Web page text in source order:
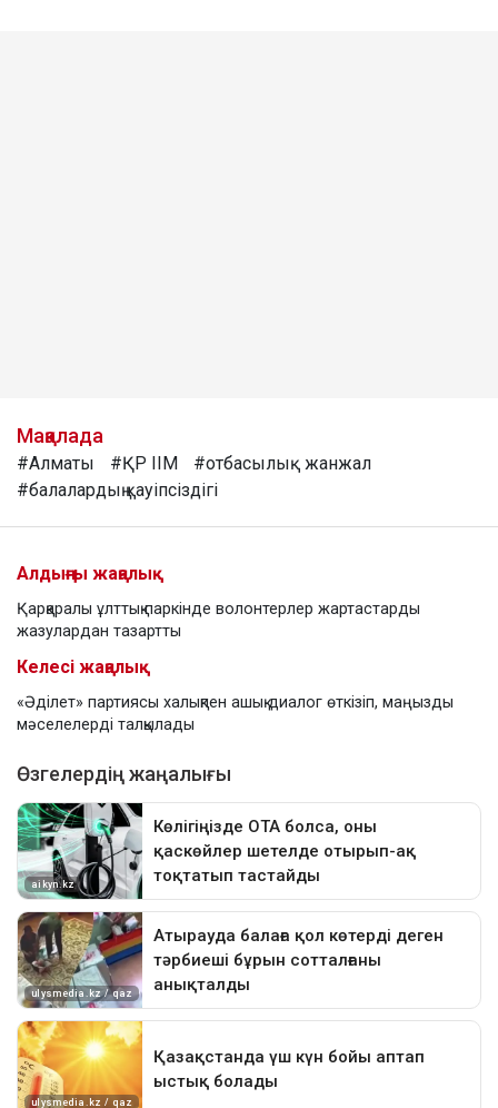
Мақалада
#Алматы #ҚР ІІМ
#отбасылық жанжал
#балалардың қауіпсіздігі
Алдыңғы жаңалық
Қарқаралы ұлттық паркінде волонтерлер жартастарды
жазулардан тазартты
Келесі жаңалық
«Әділет» партиясы халықпен ашық диалог өткізіп, маңызды
мәселелерді талқылады